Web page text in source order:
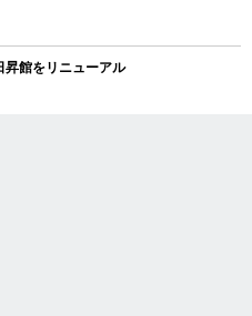
館をリニューアル